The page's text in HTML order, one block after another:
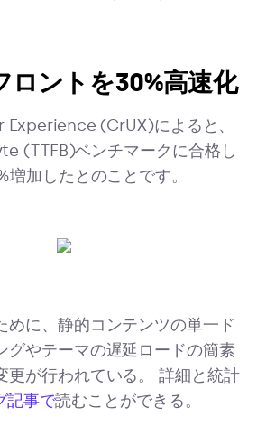
ロントを30%高速化
(CrUX)によると、
(TTFB)ベンチマークに合格し
加したとのことです。
めに、静的コンテンツの単一ド
グやテーマの遅延ロードの簡素
更が行われている。 詳細と統計
記事で読むことができる。